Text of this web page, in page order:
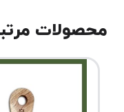
محصولات